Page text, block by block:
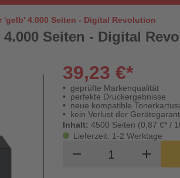
'gelb' 4.000 Seiten - Digital Revolution
Seiten - Digital
39,23 €*
geprüfte Markenqualität
perfekte Druckergebnisse
neue kompatible
kein Verlust der
Inhalt: 4500 Seiten (0,87 €* /
Lieferzeit: 1-2 Werktage
remove Produktadd